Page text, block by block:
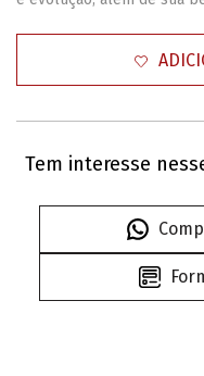
Tem interesse